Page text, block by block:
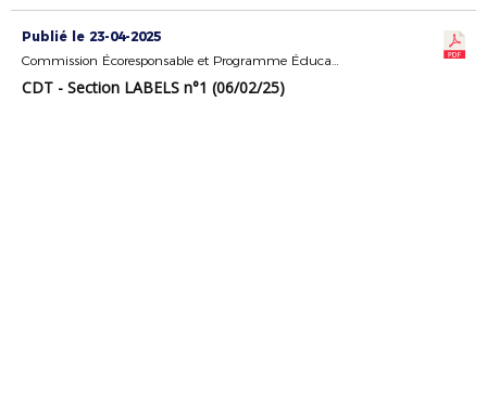
Publié le 23-04-2025
Commission Écoresponsable et Programme Éducatif Fédéral
CDT - Section LABELS n°1 (06/02/25)